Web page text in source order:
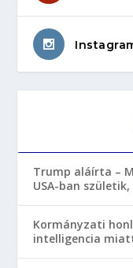
Trump aláírta –
USA-ban
Kormányzati
intelligencia